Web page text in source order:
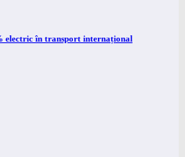
electric în transport internațional